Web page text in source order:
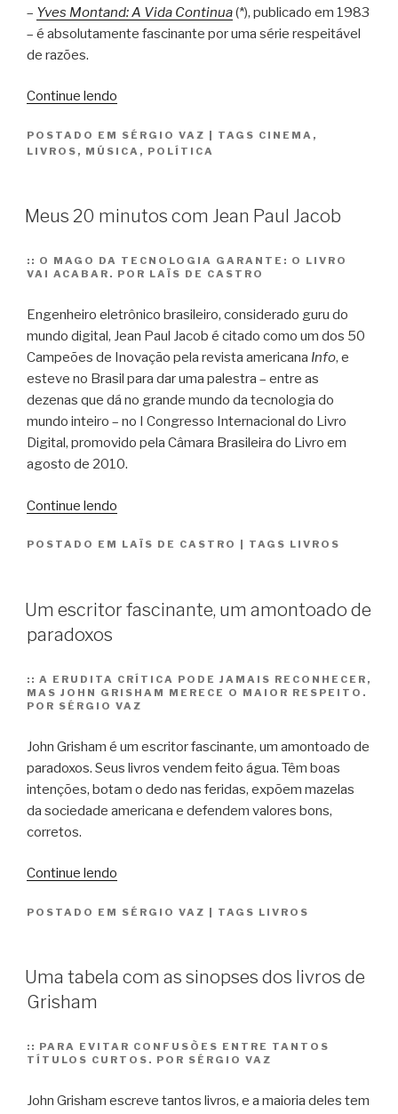
– Yves Montand: A Vida Continua(*), publicado em 1983
– é absolutamente fascinante por uma série respeitável
de razões.
Continue lendo
e
o
POSTADO EM SÉRGIO VAZ | TAGS CINEMA ,
LIVROS , MÚSICA , POLÍTICA
Meus 20 minutos com Jean Paul Jacob
:: O MAGO DA TECNOLOGIA GARANTE: O LIVRO
VAI ACABAR. POR LAÏS DE CASTRO
Engenheiro eletrônico brasileiro, considerado guru do
mundo digital, Jean Paul Jacob é citado como um dos 50
Campeões de Inovação pela revista americana Info, e
esteve no Brasil para dar uma palestra – entre as
dezenas que dá no grande mundo da tecnologia do
mundo inteiro – no I Congresso Internacional do Livro
Digital, promovido pela Câmara Brasileira do Livro em
agosto de 2010.
Continue lendo
minutos
Paul
POSTADO EM LAÏS DE CASTRO TAGS LIVROS
Um escritor fascinante, um amontoado de
paradoxos
:: A ERUDITA CRÍTICA PODE JAMAIS RECONHECER,
MAS JOHN GRISHAM MERECE O MAIOR RESPEITO.
POR SÉRGIO VAZ
John Grisham é um escritor fascinante, um amontoado de
paradoxos. Seus livros vendem feito água. Têm boas
intenções, botam o dedo nas feridas, expõem mazelas
da sociedade americana e defendem valores bons,
corretos.
Continue lendo
fascinante,
de
POSTADO EM SÉRGIO VAZ | TAGS LIVROS
Uma tabela com as sinopses dos livros de
Grisham
:: PARA EVITAR CONFUSÕES ENTRE TANTOS
TÍTULOS CURTOS. POR SÉRGIO VAZ
John Grisham escreve tantos livros, e a maioria deles tem